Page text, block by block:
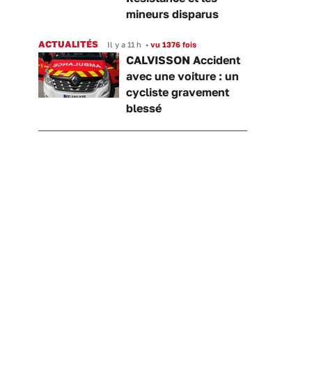
mineurs disparus
ACTUALITÉS Il y a 11 h • vu 1376 fois
CALVISSON Accident
avec une voiture : un
cycliste gravement
blessé